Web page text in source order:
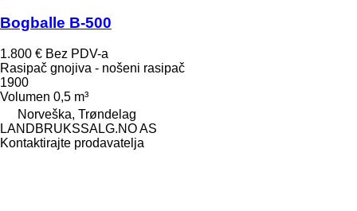
Bogballe B-500
1.800 € Bez PDV-a
Rasipač gnojiva - nošeni rasipač
1900
Volumen 0,5 m³
Norveška, Trøndelag
LANDBRUKSSALG.NO AS
Kontaktirajte prodavatelja